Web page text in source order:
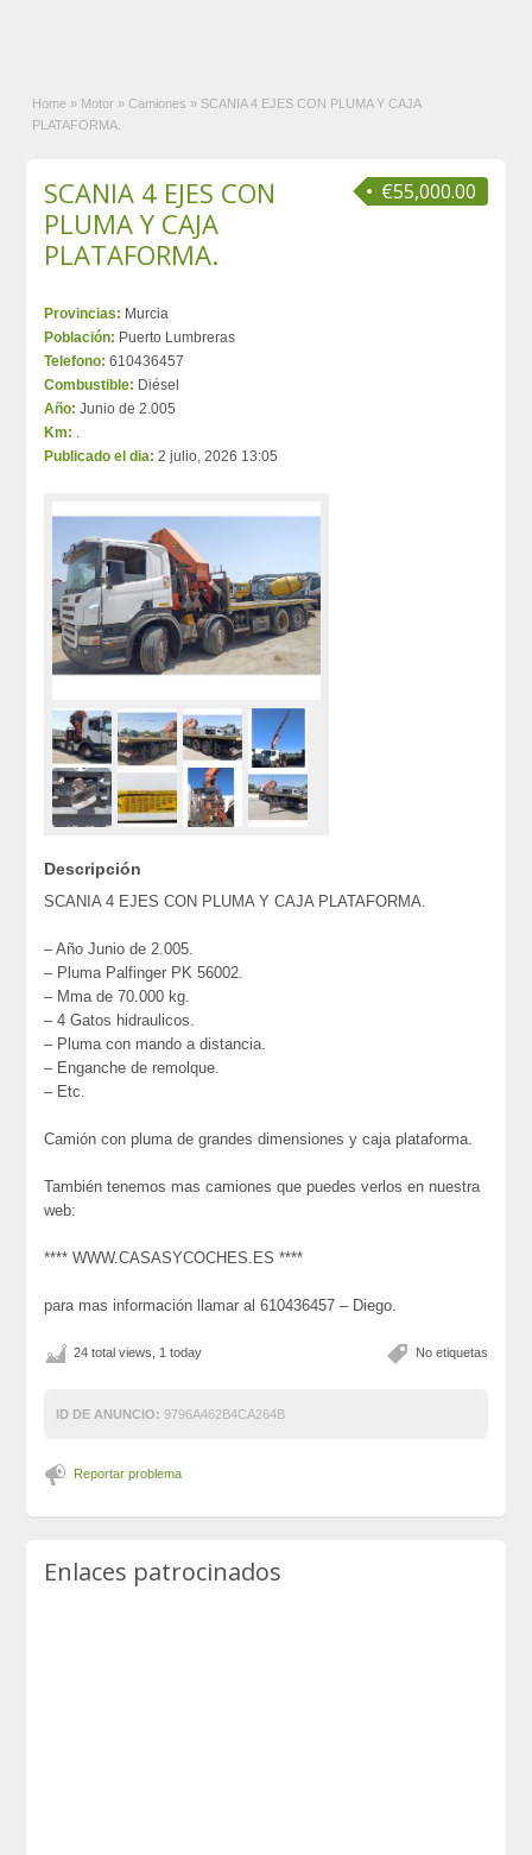
Home » Motor » Camiones » SCANIA 4 EJES CON PLUMA Y CAJA
PLATAFORMA.
€55,000.00
SCANIA 4 EJES CON
PLUMA Y CAJA
PLATAFORMA.
Provincias: Murcia
Población: Puerto Lumbreras
Telefono: 610436457
Combustible: Diésel
Año: Junio de 2.005
Km: .
Publicado el dia: 2 julio, 2026 13:05
Descripción
SCANIA 4 EJES CON PLUMA Y CAJA PLATAFORMA.
– Año Junio de 2.005.
– Pluma Palfinger PK 56002.
– Mma de 70.000 kg.
– 4 Gatos hidraulicos.
– Pluma con mando a distancia.
– Enganche de remolque.
– Etc.
Camión con pluma de grandes dimensiones y caja plataforma.
También tenemos mas camiones que puedes verlos en nuestra
web:
**** WWW.CASASYCOCHES.ES ****
para mas información llamar al 610436457 – Diego.
No etiquetas
24 total views, 1 today
ID DE ANUNCIO: 9796A462B4CA264B
Reportar problema
Enlaces patrocinados